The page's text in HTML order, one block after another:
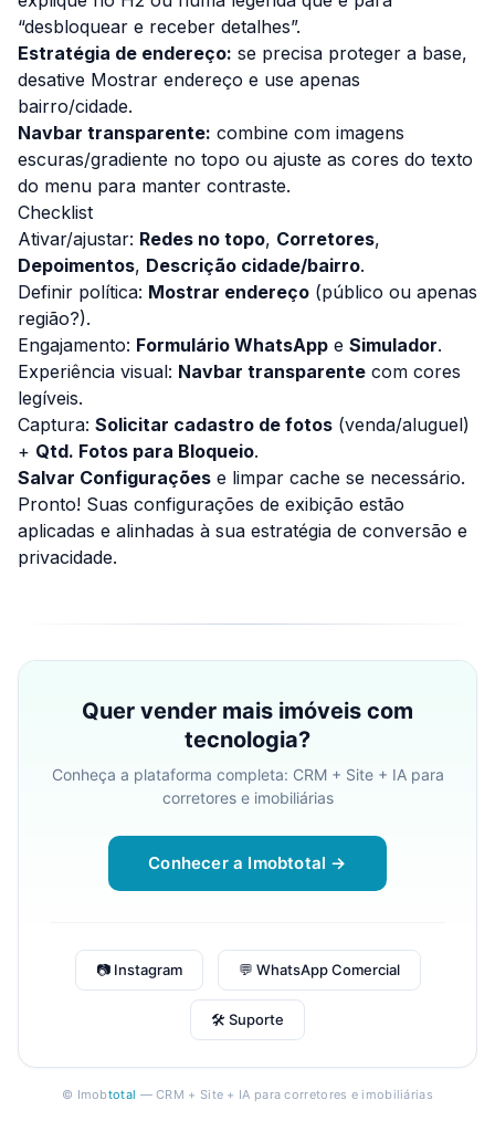
“desbloquear e receber detalhes”.
Estratégia de endereço: se precisa proteger a base,
desative Mostrar endereço e use apenas
bairro/cidade.
Navbar transparente: combine com imagens
escuras/gradiente no topo ou ajuste as cores do texto
do menu para manter contraste.
Checklist
Ativar/ajustar: Redes no topo, Corretores,
Depoimentos, Descrição cidade/bairro.
Definir política: Mostrar endereço (público ou apenas
região?).
Engajamento: Formulário WhatsApp e Simulador.
Experiência visual: Navbar transparente com cores
legíveis.
Captura: Solicitar cadastro de fotos (venda/aluguel)
+ Qtd. Fotos para Bloqueio.
Salvar Configurações e limpar cache se necessário.
Pronto! Suas configurações de exibição estão
aplicadas e alinhadas à sua estratégia de conversão e
privacidade.
Quer vender mais imóveis com
tecnologia?
Conheça a plataforma completa: CRM + Site + IA para
corretores e imobiliárias
Conhecer a Imobtotal →
📷 Instagram 💬 WhatsApp Comercial
🛠 Suporte
© Imobtotal — CRM + Site + IA para corretores e imobiliárias